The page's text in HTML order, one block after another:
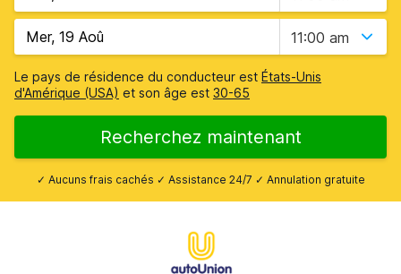
11:00 am
Le pays de résidence du conducteur est États-Unis
d'Amérique (USA) et son âge est 30-65
Recherchez maintenant
✓ Aucuns frais cachés ✓ Assistance 24/7 ✓ Annulation gratuite